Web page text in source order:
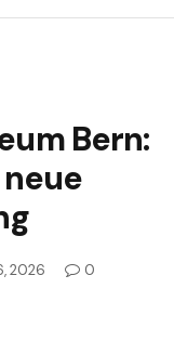
Bern:
2026
0